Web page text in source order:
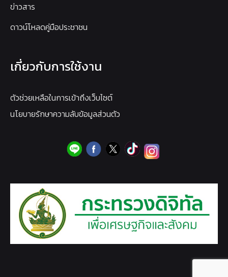
ข่าวสาร
ดาวน์โหลดคู่มือประชาชน
เกี่ยวกับการใช้งาน
ตัวช่วยเหลือในการเข้าถึงเว็บไซต์
นโยบายรักษาความลับข้อมูลส่วนตัว